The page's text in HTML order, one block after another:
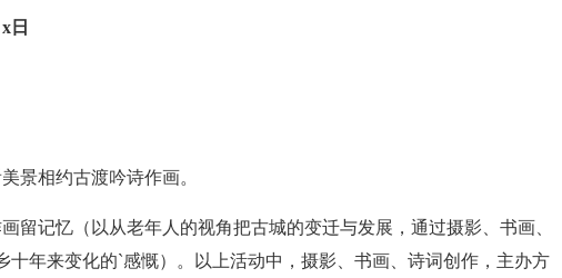
日
景相约古渡吟诗作画。
留记忆（以从老年人的视角把古城的变迁与发展，通过摄影、书画、
十年来变化的`感慨）。以上活动中，摄影、书画、诗词创作，主办方